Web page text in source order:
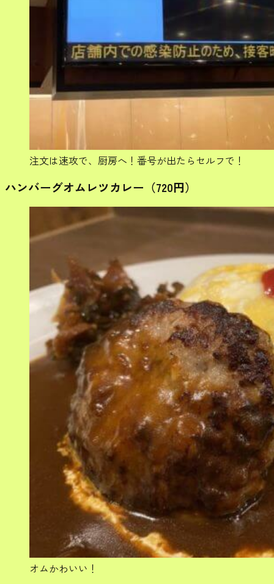
注文は速攻で、厨房へ！番号が出たらセルフで！
ハンバーグオムレツカレー（720円）
オムかわいい！